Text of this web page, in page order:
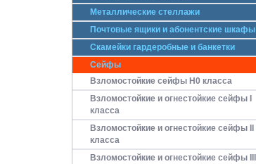
Металлические стеллажи
Почтовые ящики и абонентские шкафы
Скамейки гардеробные и банкетки
Сейфы
Взломостойкие сейфы H0 класса
Взломостойкие и огнестойкие сейфы I
класса
Взломостойкие и огнестойкие сейфы II
класса
Взломостойкие и огнестойкие сейфы III